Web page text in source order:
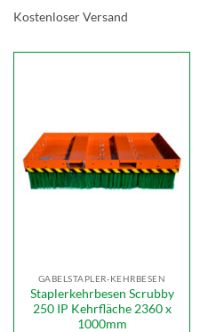
Kostenloser Versand
GABELSTAPLER-KEHRBESEN
Staplerkehrbesen Scrubby
250 IP Kehrfläche 2360 x
1000mm